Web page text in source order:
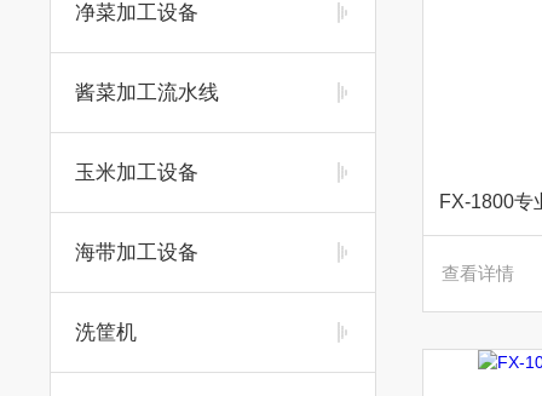
净菜加工设备
酱菜加工流水线
玉米加工设备
海带加工设备
洗筐机
FX-1800专
查看详情